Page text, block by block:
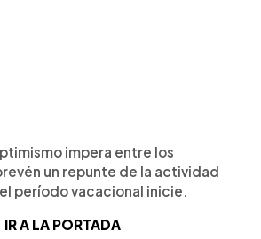
impera entre los
un repunte de la actividad
período vacacional inicie.
IR A LA PORTADA